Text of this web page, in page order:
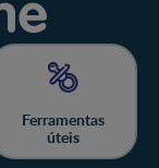
Ferramentas
úteis